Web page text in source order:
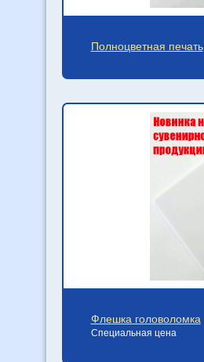
Полноцветная печать
Флешка головоломка
Специальная цена